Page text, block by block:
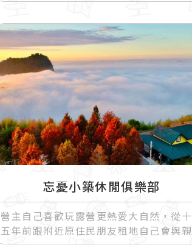
忘憂小築休閒俱樂部
營主自己喜歡玩露營更熱愛大自然，從十
五年前跟附近原住民朋友租地自己會與親